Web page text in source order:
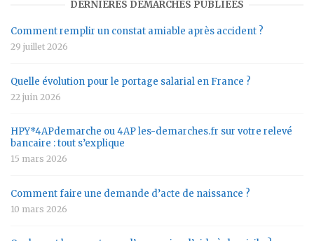
DERNIÈRES DÉMARCHES PUBLIÉES
Comment remplir un constat amiable après accident ?
29 juillet 2026
Quelle évolution pour le portage salarial en France ?
22 juin 2026
HPY*4APdemarche ou 4AP les-demarches.fr sur votre relevé
bancaire : tout s’explique
15 mars 2026
Comment faire une demande d’acte de naissance ?
10 mars 2026